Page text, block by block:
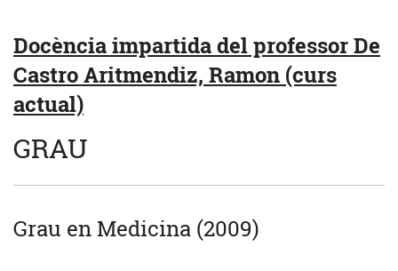
Docència impartida del professor De
Castro Aritmendiz, Ramon (curs
actual)
GRAU
Grau en Medicina (2009)